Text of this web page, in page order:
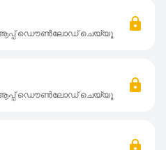
ആപ്പ് ഡൌൺലോഡ് ചെയ്യൂ
ആപ്പ് ഡൌൺലോഡ് ചെയ്യൂ